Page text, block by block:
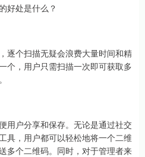
好处是什么？
逐个扫描无疑会浪费大量时间和精
个，用户只需扫描一次即可获取多
用户分享和保存。无论是通过社交
具，用户都可以轻松地将一个二维
多个二维码。同时，对于管理者来